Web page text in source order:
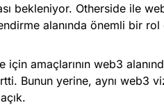
bekleniyor. Otherside ile
alanında önemli bir rol
amaçlarının web3
Bunun yerine, aynı web3